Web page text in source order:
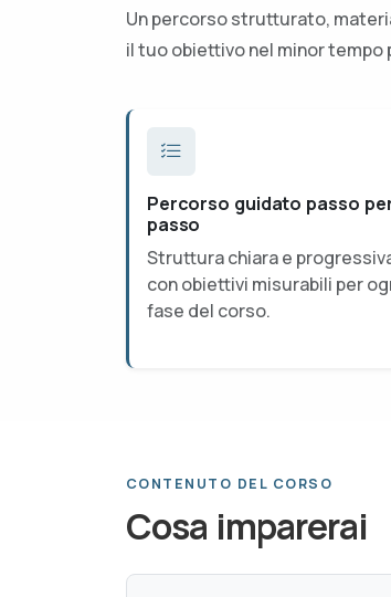
Un percorso strutturato,
il tuo obiettivo nel minor tempo
Percorso guidato passo
passo
Struttura chiara e
con obiettivi misurabili per
fase del corso.
CONTENUTO DEL CORSO
Cosa imparerai